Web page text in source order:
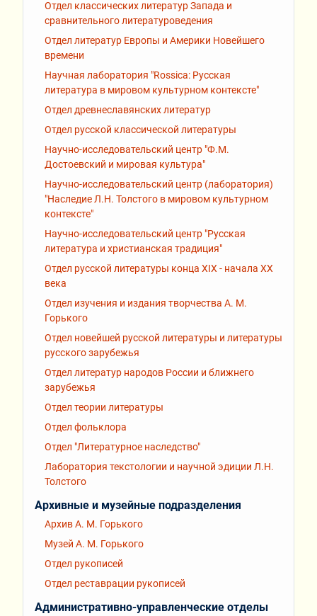
Отдел классических литератур Запада и
сравнительного литературоведения
Отдел литератур Европы и Америки Новейшего
времени
Научная лаборатория "Rossiсa: Русская
литература в мировом культурном контексте"
Отдел древнеславянских литератур
Отдел русской классической литературы
Научно-исследовательский центр "Ф.М.
Достоевский и мировая культура"
Научно-исследовательский центр (лаборатория)
"Наследие Л.Н. Толстого в мировом культурном
контексте"
Научно-исследовательский центр "Русская
литература и христианская традиция"
Отдел русской литературы конца XIX - начала XX
века
Отдел изучения и издания творчества А. М.
Горького
Отдел новейшей русской литературы и литературы
русского зарубежья
Отдел литератур народов России и ближнего
зарубежья
Отдел теории литературы
Отдел фольклора
Отдел "Литературное наследство"
Лаборатория текстологии и научной эдиции Л.Н.
Толстого
Архивные и музейные подразделения
Архив А. М. Горького
Музей А. М. Горького
Отдел рукописей
Отдел реставрации рукописей
Административно-управленческие отделы